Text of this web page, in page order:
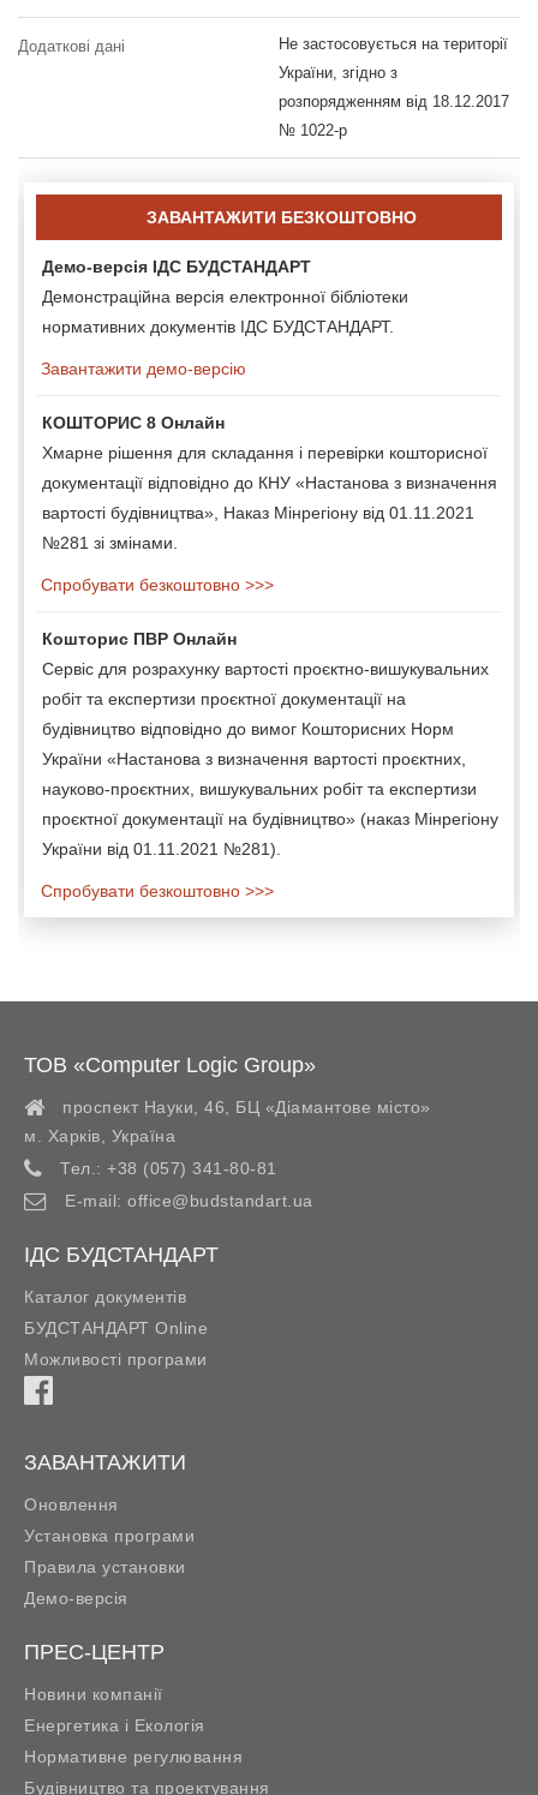
Додаткові дані
Не застосовується на території
України, згідно з
розпорядженням від 18.12.2017
№ 1022-р
ЗАВАНТАЖИТИ БЕЗКОШТОВНО
Демо-версія ІДС БУДСТАНДАРТ
Демонстраційна версія електронної бібліотеки
нормативних документів ІДС БУДСТАНДАРТ.
Завантажити демо-версію
КОШТОРИС 8 Онлайн
Хмарне рішення для складання і перевірки кошторисної
документації відповідно до КНУ «Настанова з визначення
вартості будівництва», Наказ Мінрегіону від 01.11.2021
№281 зі змінами.
Спробувати безкоштовно >>>
Кошторис ПВР Онлайн
Сервіс для розрахунку вартості проєктно-вишукувальних
робіт та експертизи проєктної документації на
будівництво відповідно до вимог Кошторисних Норм
України «Настанова з визначення вартості проєктних,
науково-проєктних, вишукувальних робіт та експертизи
проєктної документації на будівництво» (наказ Мінрегіону
України від 01.11.2021 №281).
Спробувати безкоштовно >>>
ТОВ «Computer Logic Group»
проспект Науки, 46, БЦ «Діамантове місто»
м. Харків
Україна
Тел.: +38 (057) 341-80-81
E-mail: office@budstandart.ua
ІДС БУДСТАНДАРТ
Каталог документів
БУДСТАНДАРТ Online
Можливості програми
ЗАВАНТАЖИТИ
Оновлення
Установка програми
Правила установки
Демо-версія
ПРЕС-ЦЕНТР
Новини компанії
Енергетика і Екологія
Нормативне регулювання
Будівництво та проектування